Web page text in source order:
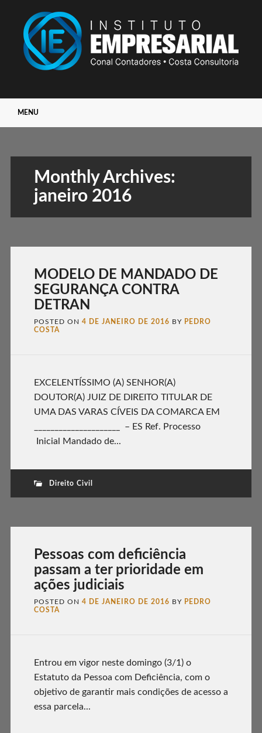
Main menu
MENU
Monthly Archives:
janeiro 2016
MODELO DE MANDADO DE
SEGURANÇA CONTRA
DETRAN
POSTED ON 4 DE JANEIRO DE 2016 BY PEDRO
COSTA
EXCELENTÍSSIMO (A) SENHOR(A)
DOUTOR(A) JUIZ DE DIREITO TITULAR DE
UMA DAS VARAS CÍVEIS DA COMARCA EM
_____________________ – ES Ref. Processo
Inicial Mandado de...
Direito Civil
Pessoas com deficiência
passam a ter prioridade em
ações judiciais
POSTED ON 4 DE JANEIRO DE 2016 BY PEDRO
COSTA
Entrou em vigor neste domingo (3/1) o
Estatuto da Pessoa com Deficiência, com o
objetivo de garantir mais condições de acesso a
essa parcela...